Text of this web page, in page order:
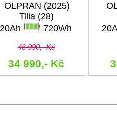
OLPRAN (2025)
Tilia (28)
20Ah
720Wh
46 990,- Kč
34 990,- Kč